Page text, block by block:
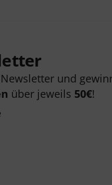
und
über jeweils 50€!